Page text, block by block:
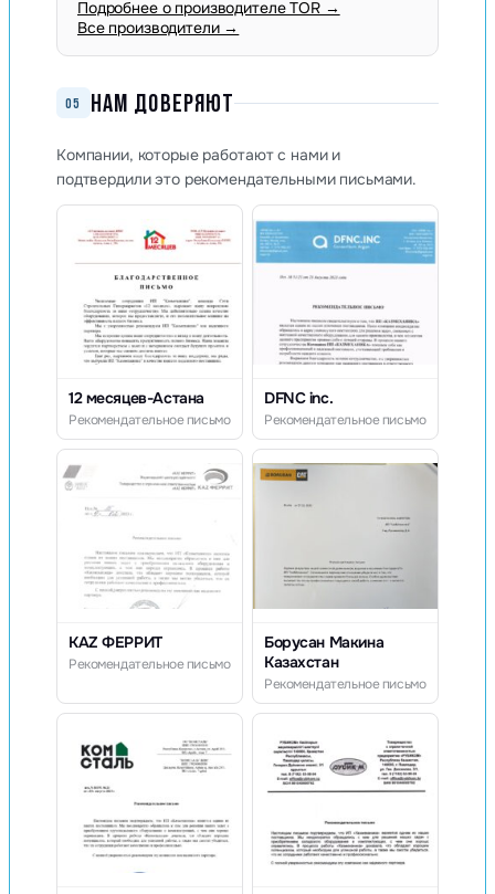
Подробнее о производителе TOR →
Все производители →
05 НАМ ДОВЕРЯЮТ
Компании, которые работают с нами и
подтвердили это рекомендательными письмами.
12 месяцев-Астана
Рекомендательное письмо
DFNC inc.
Рекомендательное письмо
KAZ ФЕРРИТ
Рекомендательное письмо
Борусан Макина
Казахстан
Рекомендательное письмо